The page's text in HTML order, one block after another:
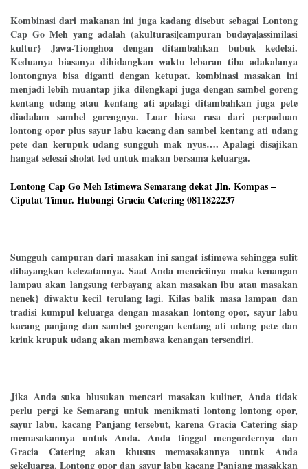
Kombinasi dari makanan ini juga kadang disebut sebagai Lontong
Cap Go Meh yang adalah (akulturasi|campuran budaya|assimilasi
kultur} Jawa-Tionghoa dengan ditambahkan bubuk kedelai.
Keduanya biasanya dihidangkan waktu lebaran tiba adakalanya
lontongnya bisa diganti dengan ketupat. kombinasi masakan ini
menjadi lebih muantap jika dilengkapi juga dengan sambel goreng
kentang udang atau kentang ati apalagi ditambahkan juga pete
diadalam sambel gorengnya. Luar biasa rasa dari perpaduan
lontong opor plus sayur labu kacang dan sambel kentang ati udang
pete dan kerupuk udang sungguh mak nyus…. Apalagi disajikan
hangat selesai sholat Ied untuk makan bersama keluarga.
Lontong Cap Go Meh Istimewa Semarang dekat Jln. Kompas –
Ciputat Timur. Hubungi Gracia Catering 0811822237
Sungguh campuran dari masakan ini sangat istimewa sehingga sulit
dibayangkan kelezatannya. Saat Anda menciciinya maka kenangan
lampau akan langsung terbayang akan masakan ibu atau masakan
nenek} diwaktu kecil terulang lagi. Kilas balik masa lampau dan
tradisi kumpul keluarga dengan masakan lontong opor, sayur labu
kacang panjang dan sambel gorengan kentang ati udang pete dan
kriuk krupuk udang akan membawa kenangan tersendiri.
Jika Anda suka blusukan mencari masakan kuliner, Anda tidak
perlu pergi ke Semarang untuk menikmati lontong lontong opor,
sayur labu, kacang Panjang tersebut, karena Gracia Catering siap
memasakannya untuk Anda. Anda tinggal mengordernya dan
Gracia Catering akan khusus memasakannya untuk Anda
sekeluarga. Lontong opor dan sayur labu kacang Panjang masakkan